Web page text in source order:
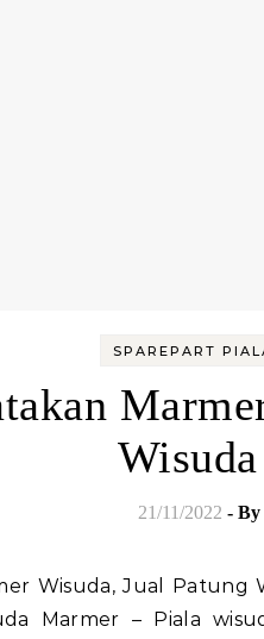
SPAREPART
21/11/2022 - By
Marmer – Piala